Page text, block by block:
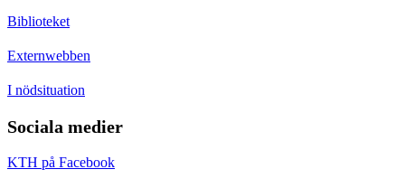
Biblioteket
Externwebben
I nödsituation
Sociala medier
KTH på Facebook